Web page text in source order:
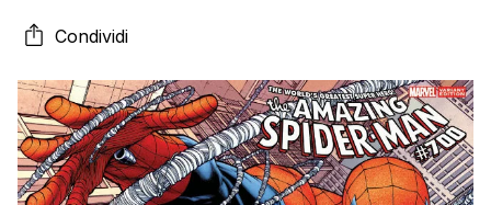
vedere le avventure di Nick Carter e delle
Sturmtruppen. Altra passione erano i primi albi della
A fine liceo uscì pure il primo […]
Condividi